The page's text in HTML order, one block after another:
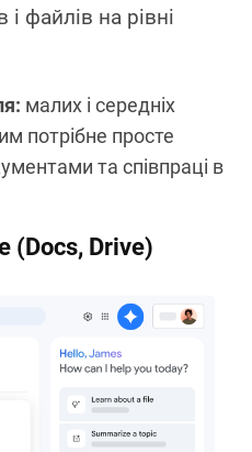
файлів на рівні
малих і середніх
потрібне просте
та співпраці в
(Docs, Drive)